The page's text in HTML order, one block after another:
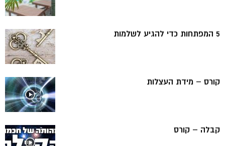
5 המפתחות כדי להגיע לשלמות
קורס – מידת העצלות
קבלה – קורס